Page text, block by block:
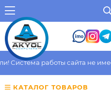
Система работы сайта не
КАТАЛОГ ТОВАРОВ